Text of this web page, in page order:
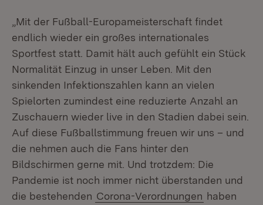
„Mit der Fußball-Europameisterschaft findet
endlich wieder ein großes internationales
Sportfest statt. Damit hält auch gefühlt ein Stück
Normalität Einzug in unser Leben. Mit den
sinkenden Infektionszahlen kann an vielen
Spielorten zumindest eine reduzierte Anzahl an
Zuschauern wieder live in den Stadien dabei sein.
Auf diese Fußballstimmung freuen wir uns – und
die nehmen auch die Fans hinter den
Bildschirmen gerne mit. Und trotzdem: Die
Pandemie ist noch immer nicht überstanden und
die bestehenden Corona-Verordnungen haben